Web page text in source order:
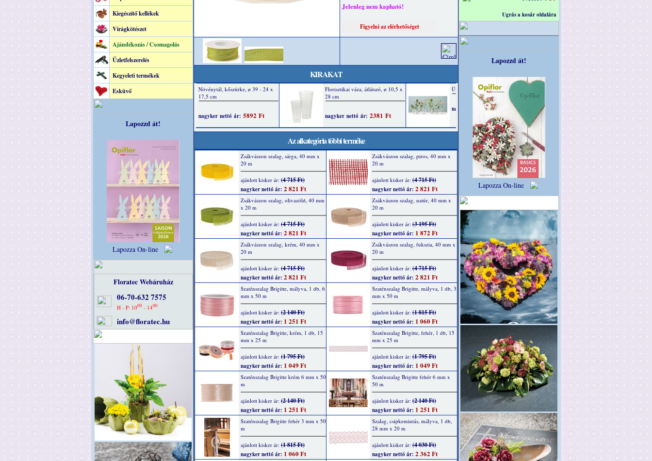
Kiegészítő kellékek
Virágkötészet
Ajándékozás / Csomagolás
Üzletfelszerelés
Kegyeleti termékek
Esküvő
Lapozzd át!
Lapozza On-line
Floratec Webáruház
06-70-632 7575
H - P: 1000- 1400
info@floratec.hu
Jelenleg nem kapható!
KIRAKAT
Az alkategória többi terméke
Zsákvászon szalag, sárga, 40 mm x
20 m
ajánlott kisker ár: (4 715 Ft)
nagyker nettó ár: 2 821 Ft
Zsákvászon szalag, piros, 40 mm x
20 m
ajánlott kisker ár: (4 715 Ft)
nagyker nettó ár: 2 821 Ft
Zsákvászon szalag, olivazöld, 40 mm
x 20 m
ajánlott kisker ár: (4 715 Ft)
nagyker nettó ár: 2 821 Ft
Zsákvászon szalag, natúr, 40 mm x
20 m
ajánlott kisker ár: (3 195 Ft)
nagyker nettó ár: 1 872 Ft
Zsákvászon szalag, krém, 40 mm x
20 m
ajánlott kisker ár: (4 715 Ft)
nagyker nettó ár: 2 821 Ft
Zsákvászon szalag, fukszia, 40 mm x
20 m
ajánlott kisker ár: (4 715 Ft)
nagyker nettó ár: 2 821 Ft
Szaténszalag Brigitte, mályva, 1 db, 6
mm x 50 m
ajánlott kisker ár: (2 140 Ft)
nagyker nettó ár: 1 251 Ft
Szaténszalag Brigitte, mályva, 1 db, 3
mm x 50 m
ajánlott kisker ár: (1 815 Ft)
nagyker nettó ár: 1 060 Ft
Szaténszalag Brigitte, krém, 1 db, 15
mm x 25 m
ajánlott kisker ár: (1 795 Ft)
nagyker nettó ár: 1 049 Ft
Szaténszalag Brigitte, fehér, 1 db, 15
mm x 25 m
ajánlott kisker ár: (1 795 Ft)
nagyker nettó ár: 1 049 Ft
Szaténszalag Brigitte krém 6 mm x 50
m
ajánlott kisker ár: (2 140 Ft)
nagyker nettó ár: 1 251 Ft
Szaténszalag Brigitte fehér 6 mm x
50 m
ajánlott kisker ár: (2 140 Ft)
nagyker nettó ár: 1 251 Ft
Szaténszalag Brigitte fehér 3 mm x 50
m
ajánlott kisker ár: (1 815 Ft)
nagyker nettó ár: 1 060 Ft
Szalag, csipkemintás, mályva, 1 db,
28 mm x 20 m
ajánlott kisker ár: (4 030 Ft)
nagyker nettó ár: 2 362 Ft
Ugrás a kosár oldalára
Lapozzd át!
Lapozza On-line